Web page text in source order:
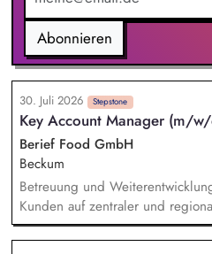
Abonnieren
30. Juli 2026 Stepstone
Key Account Manager (m/
Berief Food GmbH
Beckum
Betreuung und
Kunden auf zentraler und
Umsatz-, Absatz- und
Umsetzung kundenindividueller